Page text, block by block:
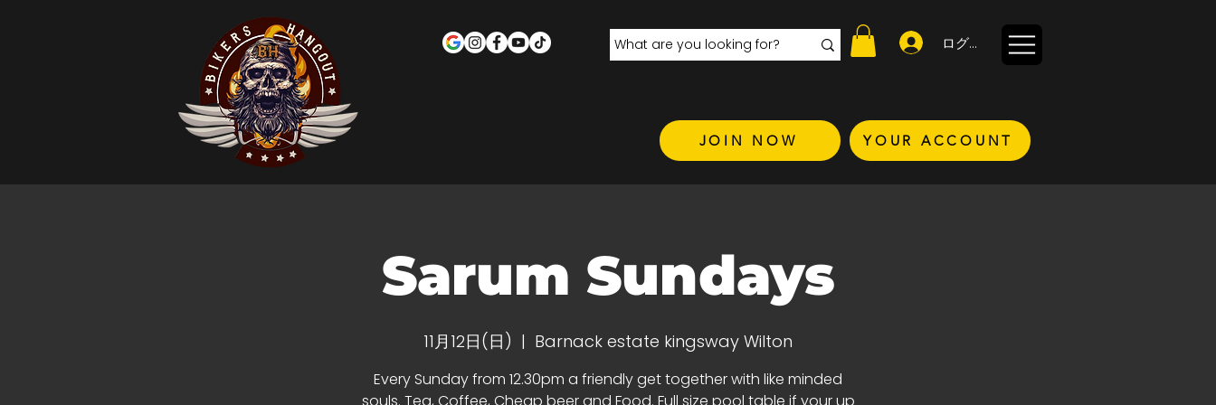
ログイン
JOIN NOW YOUR ACCOUNT
Sarum Sundays
11月12日(日)
  |
Barnack estate kingsway Wilton
Every Sunday from 12.30pm a friendly get together with like minded